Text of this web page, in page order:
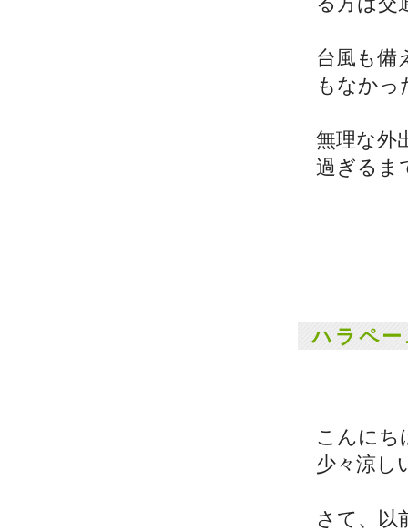
台風も備
もなかっ
無理な外
過ぎるま
ハラペ
こんにち
少々涼し
さて、以